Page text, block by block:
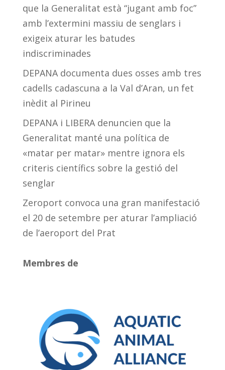
que la Generalitat està “jugant amb foc”
amb l’extermini massiu de senglars i
exigeix aturar les batudes
indiscriminades
DEPANA documenta dues osses amb tres
cadells cadascuna a la Val d’Aran, un fet
inèdit al Pirineu
DEPANA i LIBERA denuncien que la
Generalitat manté una política de
«matar per matar» mentre ignora els
criteris científics sobre la gestió del
senglar
Zeroport convoca una gran manifestació
el 20 de setembre per aturar l’ampliació
de l’aeroport del Prat
Membres de